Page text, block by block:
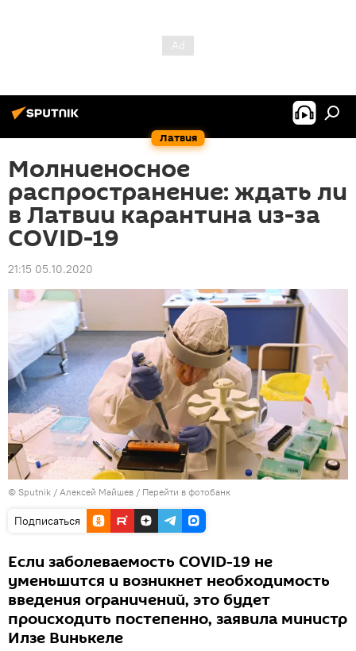
Латвия
Молниеносное
распространение: ждать ли
в Латвии карантина из-за
COVID-19
21:15 05.10.2020
© Sputnik / Алексей Майшев / Перейти в фотобанк
Подписаться
Если заболеваемость COVID-19 не
уменьшится и возникнет необходимость
введения ограничений, это будет
происходить постепенно, заявила министр
Илзе Винькеле